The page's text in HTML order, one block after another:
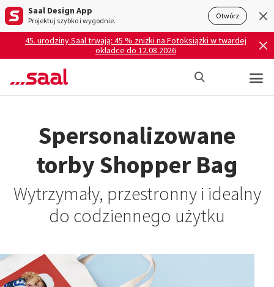
Saal Design App
Projektuj szybko i wygodnie. Otwórz
45. urodziny Saal trwają: 45 % zniżki na Fotoksiążki w twardej
okładce do 12.08.2026
Spersonalizowane
torby Shopper Bag
Wytrzymały, przestronny i idealny
do codziennego użytku